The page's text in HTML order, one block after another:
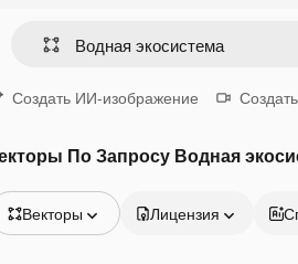
Создать ИИ-изображение
По Запросу Водная
Векторы Лицензия